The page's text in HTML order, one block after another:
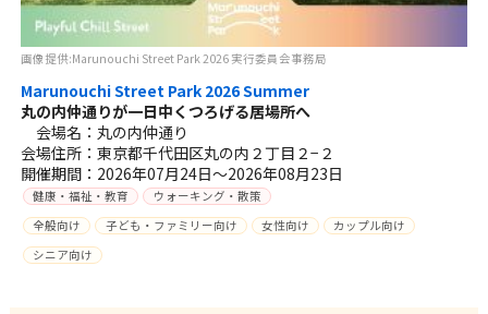
画像提供:Marunouchi Street Park 2026 実行委員会事務局
Marunouchi Street Park 2026 Summer
丸の内仲通りが一日中くつろげる居場所へ
会場名：丸の内仲通り
会場住所：東京都千代田区丸の内２丁目２−２
開催期間：2026年07月24日～2026年08月23日
健康・福祉・教育
ウォーキング・散策
全般向け
子ども・ファミリー向け 女性向け
カップル向け
シニア向け